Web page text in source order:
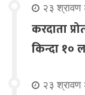
२३ श्रावण
करदाता
किन्दा १०
२३ श्रावण